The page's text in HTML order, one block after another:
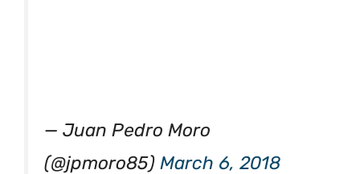
— Juan Pedro Moro
(@jpmoro85) March 6, 2018